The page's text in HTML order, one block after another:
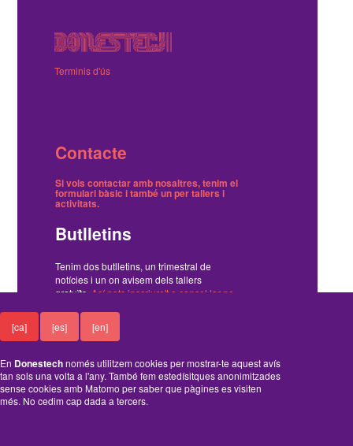
[ca] [es] [en]
En Donestechnomés utilitzem cookies per mostrar-te aquest avís
tan sols una volta a l'any. També fem estedísitques anonimitzades
sense cookies amb Matomo per saber que pàgines es visiten
més. No cedim cap dada a tercers.
Terminis d'ús
Contacte
Si vols contactar amb nosaltres, tenim el
formulari bàsic i tambéun per tallers i
activitats.
Butlletins
Tenim dos butlletins, un trimestral de
notícies i un on avisem dels tallers
gratuïts. Ací pots inscriure't o cancel·lar-ne
Funciona amb el Drupal